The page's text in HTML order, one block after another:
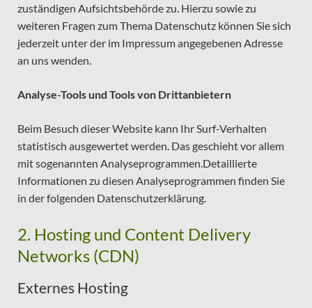
zuständigen Aufsichtsbehörde zu. Hierzu sowie zu
weiteren Fragen zum Thema Datenschutz können Sie sich
jederzeit unter der im Impressum angegebenen Adresse
an uns wenden.
Analyse-Tools und Tools von Drittanbietern
Beim Besuch dieser Website kann Ihr Surf-Verhalten
statistisch ausgewertet werden. Das geschieht vor allem
mit sogenannten Analyseprogrammen.Detaillierte
Informationen zu diesen Analyseprogrammen finden Sie
in der folgenden Datenschutzerklärung.
2. Hosting und Content Delivery
Networks (CDN)
Externes Hosting